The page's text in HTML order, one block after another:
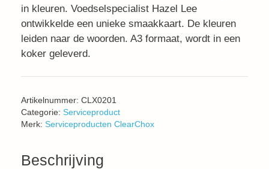
in kleuren. Voedselspecialist Hazel Lee
ontwikkelde een unieke smaakkaart. De kleuren
leiden naar de woorden. A3 formaat, wordt in een
koker geleverd.
Artikelnummer: CLX0201
Categorie: Serviceproduct
Merk: Serviceproducten ClearChox
Beschrijving